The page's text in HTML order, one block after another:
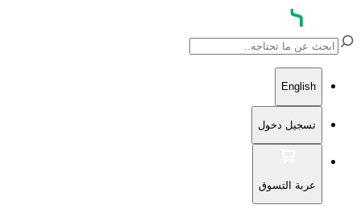
English
تسجيل دخول
عربة التسوق